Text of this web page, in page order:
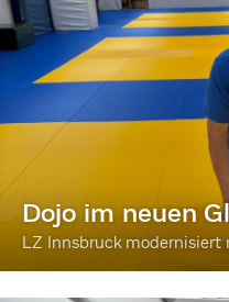
Dojo im neuen
LZ Innsbruck modernisiert